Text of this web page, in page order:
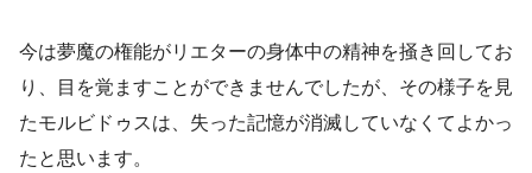
今は夢魔の権能がリエターの身体中の精神を掻き回してお
り、目を覚ますことができませんでしたが、その様子を見
たモルビドゥスは、失った記憶が消滅していなくてよかっ
たと思います。